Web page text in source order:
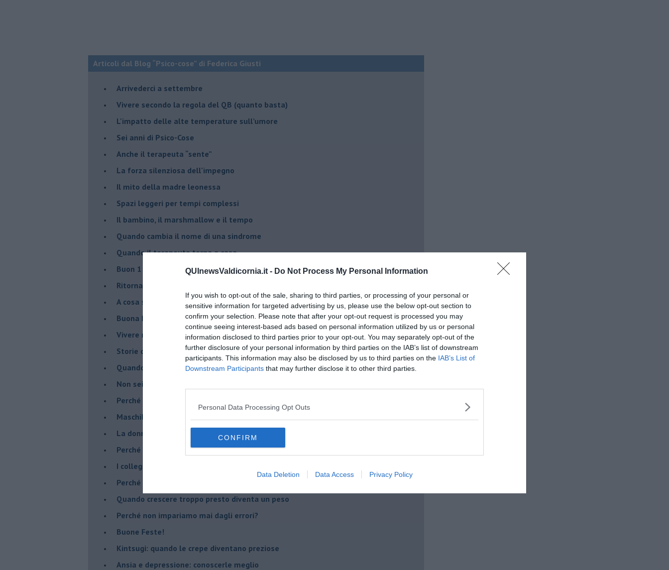
QUInewsValdicornia.it - Do Not Process My Personal Information
If you wish to opt-out of the sale, sharing to third parties, or processing of your personal or
sensitive information for targeted advertising by us, please use the below opt-out section to
confirm your selection. Please note that after your opt-out request is processed you may
continue seeing interest-based ads based on personal information utilized by us or personal
information disclosed to third parties prior to your opt-out. You may separately opt-out of the
further disclosure of your personal information by third parties on the IAB’s list of downstream
participants. This information may also be disclosed by us to third parties on the IAB’s List of
Downstream Participants that may further disclose it to other third parties.
Personal Data Processing Opt Outs
CONFIRM
Data Deletion Data Access Privacy Policy
Articoli dal Blog “Psico-cose” di Federica Giusti
​Arrivederci a settembre
​Vivere secondo la regola del QB (quanto basta)
​L'impatto delle alte temperature sull’umore
Sei anni di Psico-Cose
​Anche il terapeuta “sente”
​La forza silenziosa dell'impegno
​Il mito della madre leonessa
Spazi leggeri per tempi complessi
Il bambino, il marshmallow e il tempo
​Quando cambia il nome di una sindrome
​Quando il terapeuta torna a casa
​Buon 1 Maggio!
Ritornare indietro di vent’anni
​A cosa serve davvero la psicoterapia
​Buona Pasqua e … buona rinascita!
​Vivere nell’incertezza
​Storie di rinascita: i Take That
​Quando la rigidità del terapeuta è fondamentale
​Non sei indietro, stai seguendo il tuo tempo
​Perché abbiamo bisogno di Sanremo?
​Maschilismo inconsapevole
​La donna può scegliere di non essere madre!
​Perché abbiamo così bisogno di supereroi?
​I collegamenti tra filosofia e psicologia
​Perché tutti si sentono in dovere di dire la loro
​Quando crescere troppo presto diventa un peso
​Perché non impariamo mai dagli errori?
​Buone Feste!
​Kintsugi: quando le crepe diventano preziose
Ansia e depressione: conoscerle meglio